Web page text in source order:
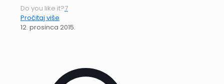
Do you like it?7
Pročitaj više
12. prosinca 2015.